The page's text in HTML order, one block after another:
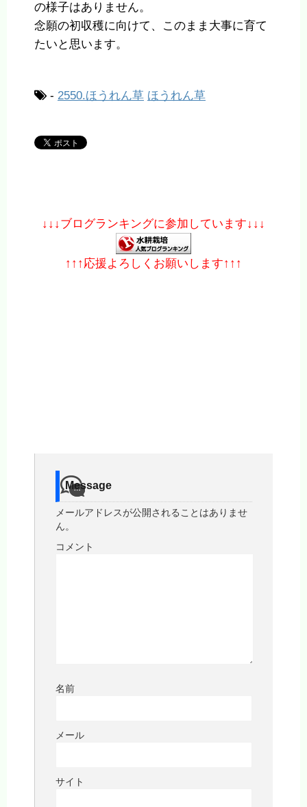
の様子はありません。
念願の初収穫に向けて、このまま大事に育て
たいと思います。
- 2550.ほうれん草 ほうれん草
↓↓↓ブログランキングに参加しています↓↓↓
↑↑↑応援よろしくお願いします↑↑↑
Message
メールアドレスが公開されることはありませ
ん。
コメント
名前
メール
サイト